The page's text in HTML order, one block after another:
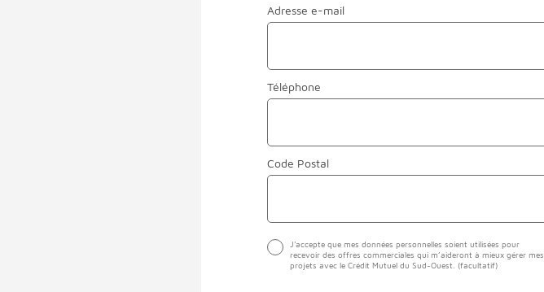
Adresse e-mail
Téléphone
Code Postal
J'accepte que mes données personnelles soient utilisées pour
recevoir des offres commerciales qui m’aideront à mieux gérer mes
projets avec le Crédit Mutuel du Sud-Ouest. (facultatif)